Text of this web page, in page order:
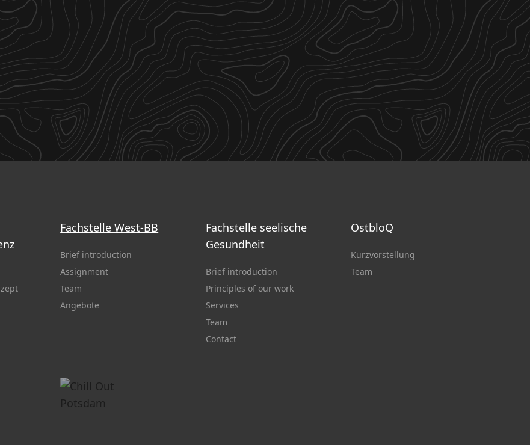
Fachstelle West-BB
Brief introduction
Assignment
Team
Angebote
Fachstelle seelische
Gesundheit
Brief introduction
Principles of our work
Services
Team
Contact
OstbloQ
Kurzvorstellung
Team